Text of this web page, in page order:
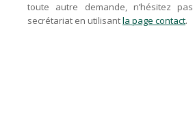
toute autre demande, n’hésitez
secrétariat en utilisantla page contact.